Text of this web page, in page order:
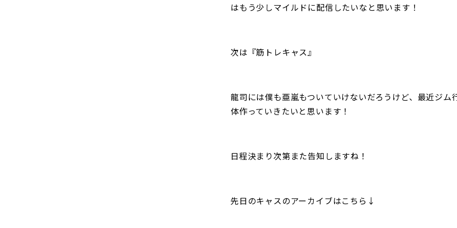
はもう少しマイルドに配信したいなと思います！
次は『筋トレキャス』
龍司には僕も亜嵐もついていけないだろうけど、最近ジム
体作っていきたいと思います！
日程決まり次第また告知しますね！
先日のキャスのアーカイブはこちら↓